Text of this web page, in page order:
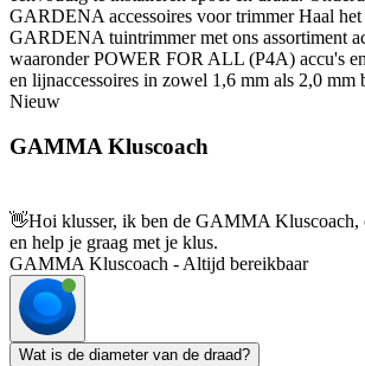
GARDENA accessoires voor trimmer Haal het
GARDENA tuintrimmer met ons assortiment
waaronder POWER FOR ALL (P4A) accu's
en lijnaccessoires in zowel 1,6 mm als 2,0 mm
Nieuw
GAMMA Kluscoach
👋Hoi klusser, ik ben de GAMMA Kluscoach,
en help je graag met je klus.
GAMMA Kluscoach - Altijd bereikbaar
Wat is de diameter van de draad?